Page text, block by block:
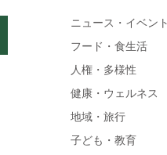
ニュース・イベント
フード・食生活
人権・多様性
健康・ウェルネス
地域・旅行
子ども・教育